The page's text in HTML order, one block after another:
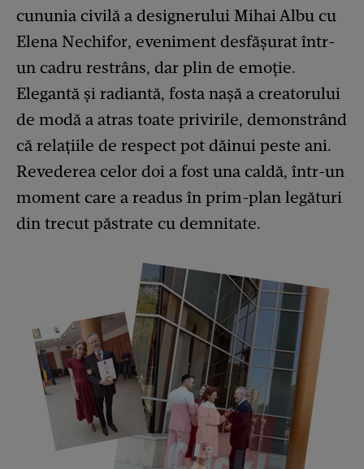
cununia civilă a designerului Mihai Albu cu
Elena Nechifor, eveniment desfășurat într-
un cadru restrâns, dar plin de emoție.
Elegantă și radiantă, fosta nașă a creatorului
de modă a atras toate privirile, demonstrând
că relațiile de respect pot dăinui peste ani.
Revederea celor doi a fost una caldă, într-un
moment care a readus în prim-plan legături
din trecut păstrate cu demnitate.